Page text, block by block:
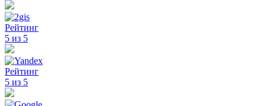
Рейтинг
5 из 5
Рейтинг
5 из 5